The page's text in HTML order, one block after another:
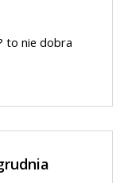
to nie dobra